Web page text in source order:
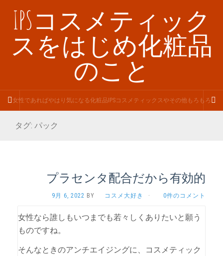
IPSコスメティック
スをはじめ化粧品
のこと
女性であればやはり気になる化粧品IPSコスメティックスやその他もろもろ
タグ: パック
プラセンタ配合だから有効的
9月 6, 2022 BY コスメ大好き · 0件のコメント
女性なら誰しもいつまでも若々しくありたいと願う
ものですね。
そんなときのアンチエイジングに、コスメティック